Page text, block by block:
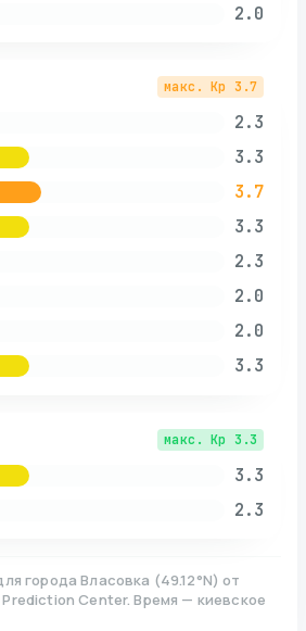
2.0
макс. Kp 3.7
2.3
3.3
3.7
3.3
2.3
2.0
2.0
3.3
макс. Kp 3.3
3.3
2.3
города Власовка (49.12°N)от
Center. Время — киевское